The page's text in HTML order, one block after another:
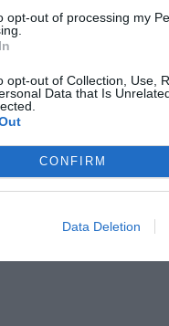
opt-out of processing my
opt-out of Collection, Use,
Data that Is
CONFIRM
Data Deletion
hippie parches
€ 19,99 €
]